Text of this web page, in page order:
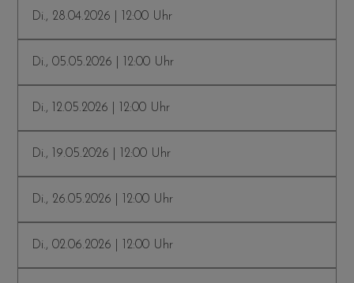
Di., 28.04.2026 | 12:00 Uhr
Di., 05.05.2026 | 12:00 Uhr
Di., 12.05.2026 | 12:00 Uhr
Di., 19.05.2026 | 12:00 Uhr
Di., 26.05.2026 | 12:00 Uhr
Di., 02.06.2026 | 12:00 Uhr